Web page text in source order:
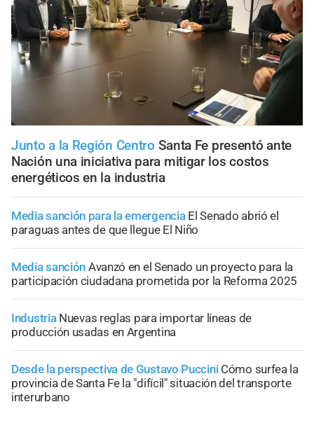
Junto a la Región Centro Santa Fe presentó ante
Nación una iniciativa para mitigar los costos
energéticos en la industria
Media sanción para la emergencia El Senado abrió el
paraguas antes de que llegue El Niño
Media sanción Avanzó en el Senado un proyecto para la
participación ciudadana prometida por la Reforma 2025
Industria Nuevas reglas para importar líneas de
producción usadas en Argentina
Desde la perspectiva de Gustavo Puccini Cómo surfea la
provincia de Santa Fe la "difícil" situación del transporte
interurbano